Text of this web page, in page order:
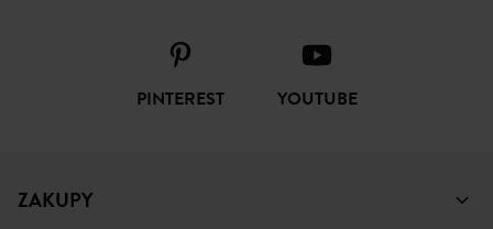
PINTEREST YOUTUBE
ZAKUPY